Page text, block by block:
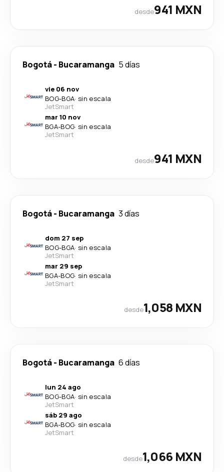
desde941 MXN
Bogotá- Bucaramanga 5 días
vie 06 nov
BOG-BGA· sin escala
JetSmart
mar 10 nov
BGA-BOG· sin escala
JetSmart
desde941 MXN
Bogotá- Bucaramanga 3 días
dom 27 sep
BOG-BGA· sin escala
JetSmart
mar 29 sep
BGA-BOG· sin escala
JetSmart
desde1,058 MXN
Bogotá- Bucaramanga 6 días
lun 24 ago
BOG-BGA· sin escala
JetSmart
sáb 29 ago
BGA-BOG· sin escala
JetSmart
desde1,066 MXN